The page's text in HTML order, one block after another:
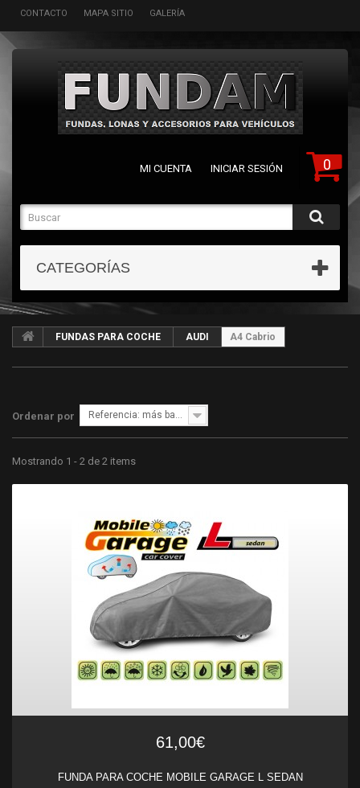
CONTACTO MAPA SITIO GALERÍA
0
MI CUENTA INICIAR SESIÓN
CATEGORÍAS
FUNDAS PARA COCHE AUDI A4 Cabrio
Ordenar por Referencia: más bajo primero
Mostrando 1 - 2 de 2 items
61,00€
FUNDA PARA COCHE MOBILE GARAGE L SEDAN